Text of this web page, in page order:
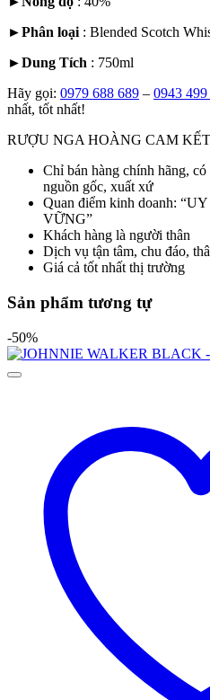
►Phân loại : Blended Scotch
►Dung Tích : 750ml
Hãy gọi: 0979 688 689 – 0943
nhất, tốt nhất!
RƯỢU NGA HOÀNG CAM KẾT
Chỉ bán hàng chính hãng,
nguồn gốc, xuất xứ
Quan điểm kinh doanh:
VỮNG”
Khách hàng là người thân
Dịch vụ tận tâm, chu đáo,
Giá cả tốt nhất thị trường
Sản phẩm tương tự
-50%